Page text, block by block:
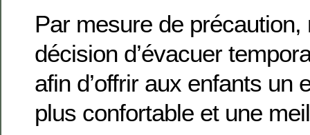
Par mesure de
décision d’évacuer
afin d’offrir aux enfants un
plus confortable et une